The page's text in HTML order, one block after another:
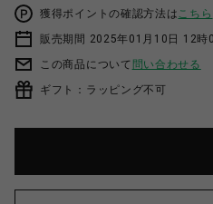
獲得ポイントの確認方法はこちら
販売期間 2025年01月10日 12
この商品について 問い合わせる
ギフト：ラッピング不可